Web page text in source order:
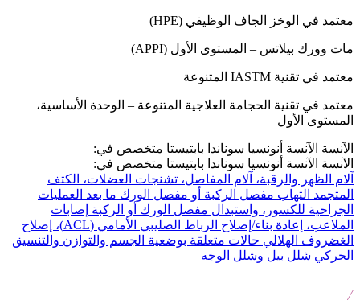
معتمد في الوخز الجاف الوظيفي (HPE)
مات وورك بيلاتس – المستوى الأول (APPI)
معتمد في تقنية IASTM المتنوعة
معتمد في تقنية الحجامة العلاجية المتنوعة – الوحدة الأساسية،
المستوى الأول
الآنسة الآنسة أنونسيا سوناندا بابتيستا متخصص في:
الآنسة الآنسة أنونسيا سوناندا بابتيستا متخصص في:
آلام الظهر والرقبة، آلام المفاصل، تشنجات العضلات، الكتف
المتجمد التهاب مفصل الركبة أو مفصل الورك ما بعد العمليات
الجراحية للكسور، واستبدال مفصل الورك أو الركبة إصابات
الملاعب، إعادة بناء/إصلاح الرباط الصليبي الأمامي (ACL)، إصلاح
الغضروف الهلالي حالات متعلقة بوضعية الجسم والتوازن والتنسيق
الحركي شلل بيل وشلل الوجه